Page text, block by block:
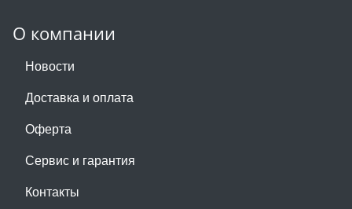
О компании
Новости
Доставка и оплата
Оферта
Сервис и гарантия
Контакты